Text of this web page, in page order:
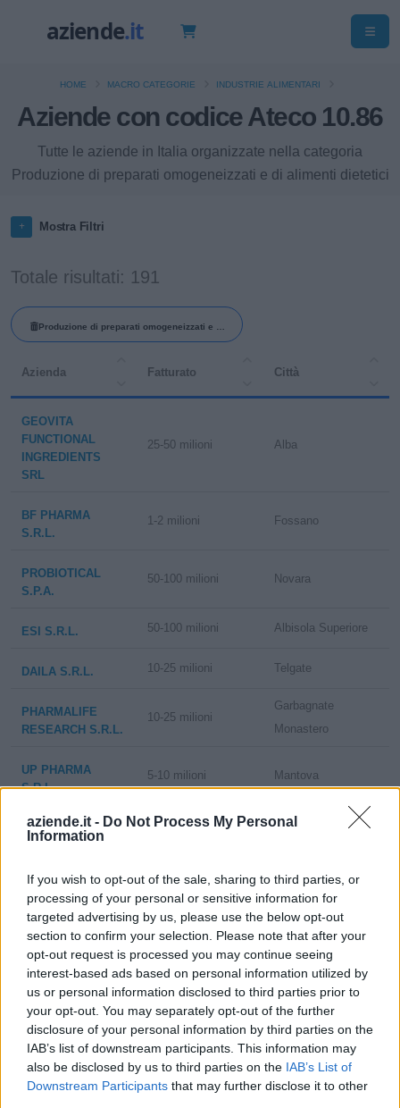
aziende.it - Do Not Process My Personal
Information
If you wish to opt-out of the sale, sharing to third parties, or
processing of your personal or sensitive information for
targeted advertising by us, please use the below opt-out
section to confirm your selection. Please note that after your
opt-out request is processed you may continue seeing
interest-based ads based on personal information utilized by
us or personal information disclosed to third parties prior to
your opt-out. You may separately opt-out of the further
disclosure of your personal information by third parties on the
IAB’s list of downstream participants. This information may
also be disclosed by us to third parties on the IAB’s List of
Downstream Participants that may further disclose it to other
Aziende con codice Ateco 10.86
Tutte le aziende in Italia organizzate nella categoria
Produzione di preparati omogeneizzati e di alimenti dietetici
HOME MACRO CATEGORIE INDUSTRIE ALIMENTARI
Mostra Filtri
Totale risultati: 191
Produzione di preparati omogeneizzati e di
Azienda Fatturato Città
GEOVITA
FUNCTIONAL
INGREDIENTS
SRL
25-50 milioni Alba
BF PHARMA
S.R.L.
1-2 milioni Fossano
PROBIOTICAL
S.P.A.
50-100 milioni Novara
ESI S.R.L. 50-100 milioni Albisola Superiore
DAILA S.R.L. 10-25 milioni Telgate
PHARMALIFE
RESEARCH S.R.L.
10-25 milioni
Garbagnate
Monastero
UP PHARMA
S.R.L.
5-10 milioni Mantova
MOLDES SRL 5-10 milioni Corsico
S.P.A.
10-25 milioni Nerviano
LONGLIFE S.R.L. 25-50 milioni
Peschiera
Borromeo
S.I.I.T. SRL -
SERV. INTERNAZ.
IMBALLAGGI TE
100-500 milioni
Trezzano sul
Naviglio
EFFEGILAB S.R.L. 10-25 milioni Lavis
FAMIGLIA